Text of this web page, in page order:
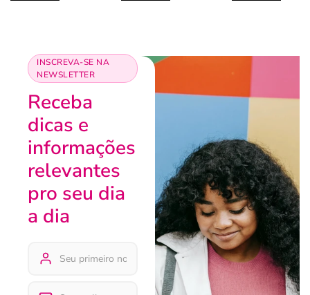
INSCREVA-SE NA
NEWSLETTER
Receba
dicas e
informações
relevantes
pro seu dia
a dia